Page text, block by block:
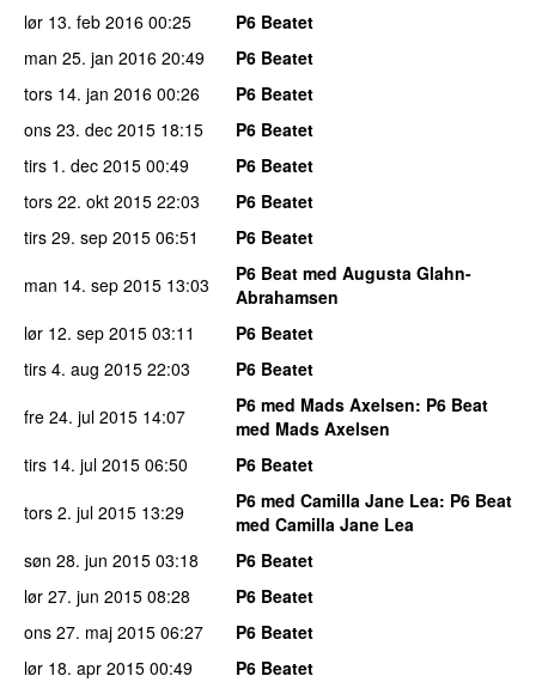
lør 13. feb 2016 00:25
P6 Beatet
man 25. jan 2016 20:49
P6 Beatet
tors 14. jan 2016 00:26
P6 Beatet
ons 23. dec 2015 18:15
P6 Beatet
tirs 1. dec 2015 00:49
P6 Beatet
tors 22. okt 2015 22:03
P6 Beatet
tirs 29. sep 2015 06:51
P6 Beatet
man 14. sep 2015 13:03
P6 Beat med Augusta Glahn-
Abrahamsen
lør 12. sep 2015 03:11
P6 Beatet
tirs 4. aug 2015 22:03
P6 Beatet
fre 24. jul 2015 14:07 P6 med Mads Axelsen: P6 Beat
med Mads Axelsen
tirs 14. jul 2015 06:50
P6 Beatet
tors 2. jul 2015 13:29 P6 med Camilla Jane Lea: P6 Beat
med Camilla Jane Lea
søn 28. jun 2015 03:18
P6 Beatet
lør 27. jun 2015 08:28
P6 Beatet
ons 27. maj 2015 06:27
P6 Beatet
lør 18. apr 2015 00:49
P6 Beatet